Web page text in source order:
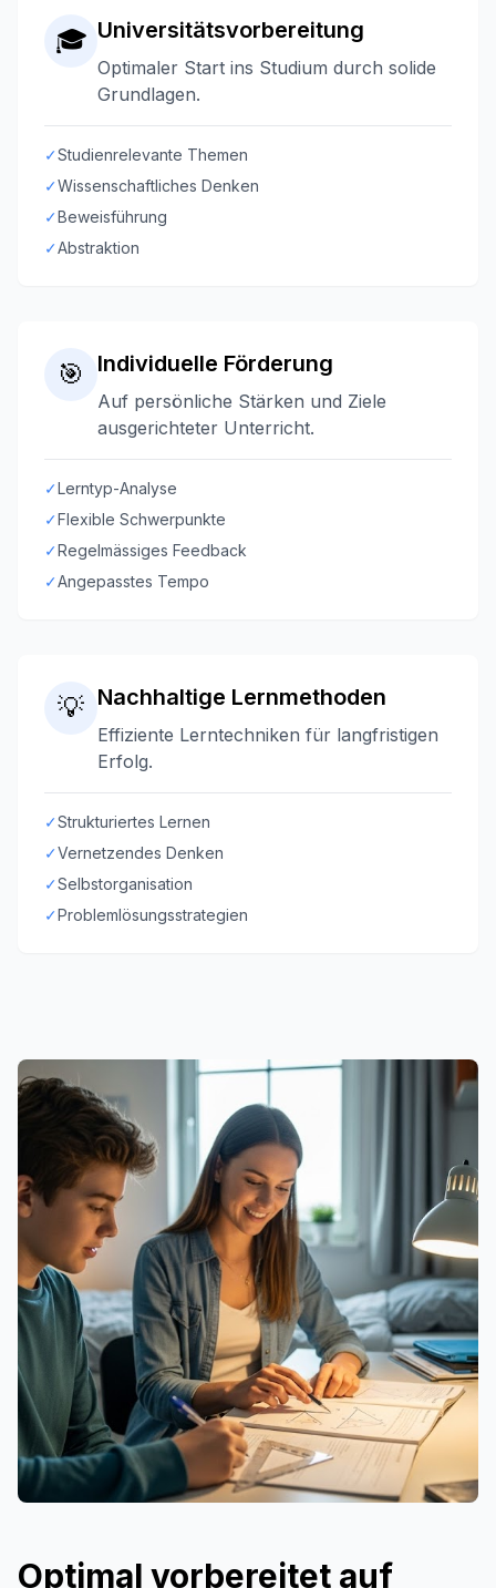
🎓 Universitätsvorbereitung
Optimaler Start ins Studium durch solide
Grundlagen.
✓Studienrelevante Themen
✓Wissenschaftliches Denken
✓Beweisführung
✓Abstraktion
🎯 Individuelle Förderung
Auf persönliche Stärken und Ziele
ausgerichteter Unterricht.
✓Lerntyp-Analyse
✓Flexible Schwerpunkte
✓Regelmässiges Feedback
✓Angepasstes Tempo
💡 Nachhaltige Lernmethoden
Effiziente Lerntechniken für langfristigen
Erfolg.
✓Strukturiertes Lernen
✓Vernetzendes Denken
✓Selbstorganisation
✓Problemlösungsstrategien
Optimal vorbereitet auf